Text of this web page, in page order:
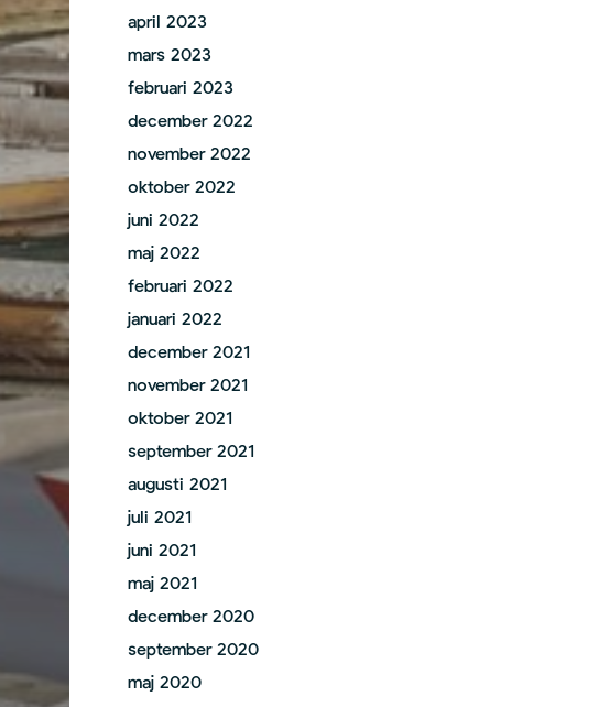
april 2023
mars 2023
februari 2023
december 2022
november 2022
oktober 2022
juni 2022
maj 2022
februari 2022
januari 2022
december 2021
november 2021
oktober 2021
september 2021
augusti 2021
juli 2021
juni 2021
maj 2021
december 2020
september 2020
maj 2020